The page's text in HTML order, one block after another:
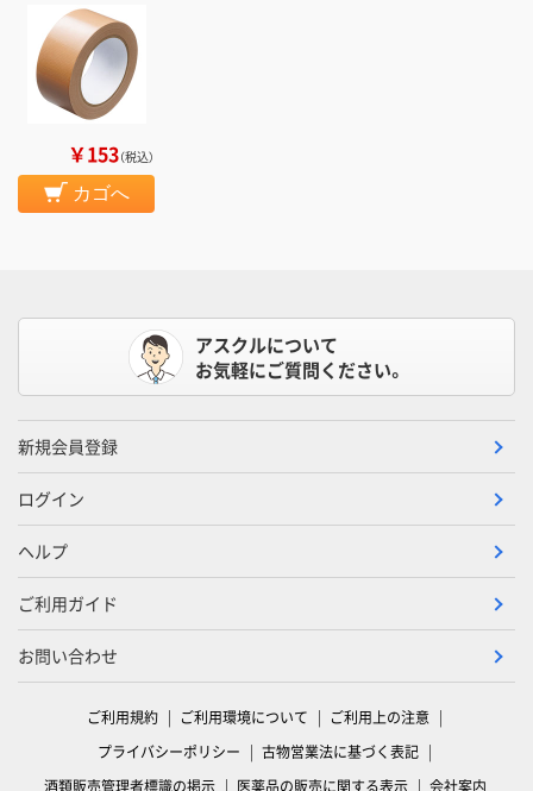
￥153（税込）
カゴへ
アスクルについて
お気軽にご質問ください。
新規会員登録
ログイン
ヘルプ
ご利用ガイド
お問い合わせ
ご利用規約 ご利用環境について
ご利用上の注意
プライバシーポリシー
古物営業法に基づく表記
酒類販売管理者標識の掲示
医薬品の販売に関する表示 会社案内